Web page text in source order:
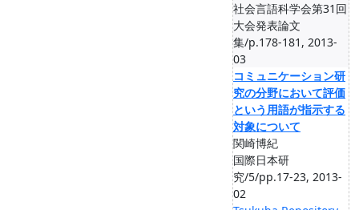
社会言語科学会第31回
大会発表論文
集/p.178-181, 2013-
03
コミュニケーション研
究の分野において評価
という用語が指示する
対象について
関崎博紀
国際日本研
究/5/pp.17-23, 2013-
02